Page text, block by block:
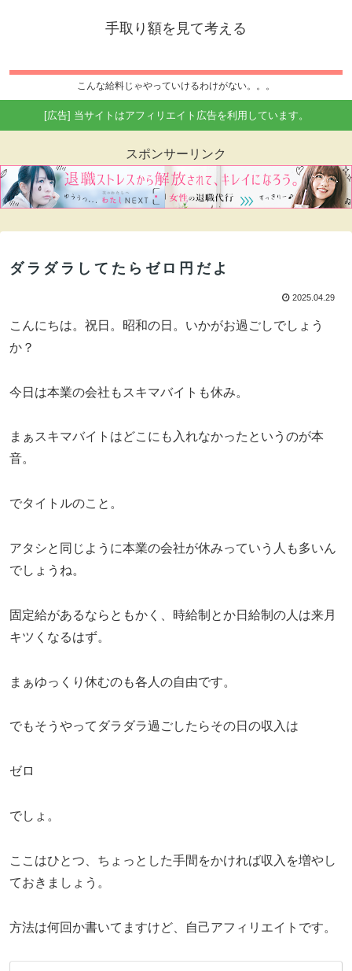
手取り額を見て考える
こんな給料じゃやっていけるわけがない。。。
[広告] 当サイトはアフィリエイト広告を利用しています。
スポンサーリンク
ダラダラしてたらゼロ円だよ
2025.04.29
こんにちは。祝日。昭和の日。いかがお過ごしでしょう
か？
今日は本業の会社もスキマバイトも休み。
まぁスキマバイトはどこにも入れなかったというのが本
音。
でタイトルのこと。
アタシと同じように本業の会社が休みっていう人も多いん
でしょうね。
固定給があるならともかく、時給制とか日給制の人は来月
キツくなるはず。
まぁゆっくり休むのも各人の自由です。
でもそうやってダラダラ過ごしたらその日の収入は
ゼロ
でしょ。
ここはひとつ、ちょっとした手間をかければ収入を増やし
ておきましょう。
方法は何回か書いてますけど、自己アフィリエイトです。